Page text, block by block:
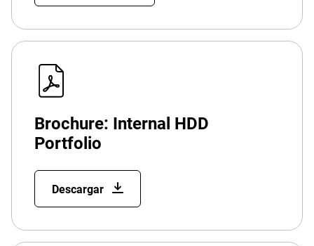
Brochure: Internal HDD
Portfolio
Descargar